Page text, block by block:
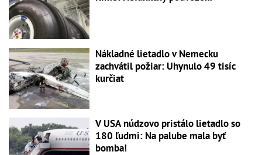
Nákladné lietadlo v Nemecku
zachvátil požiar: Uhynulo 49 tisíc
kurčiat
V USA núdzovo pristálo lietadlo so
180 ľudmi: Na palube mala byť
bomba!